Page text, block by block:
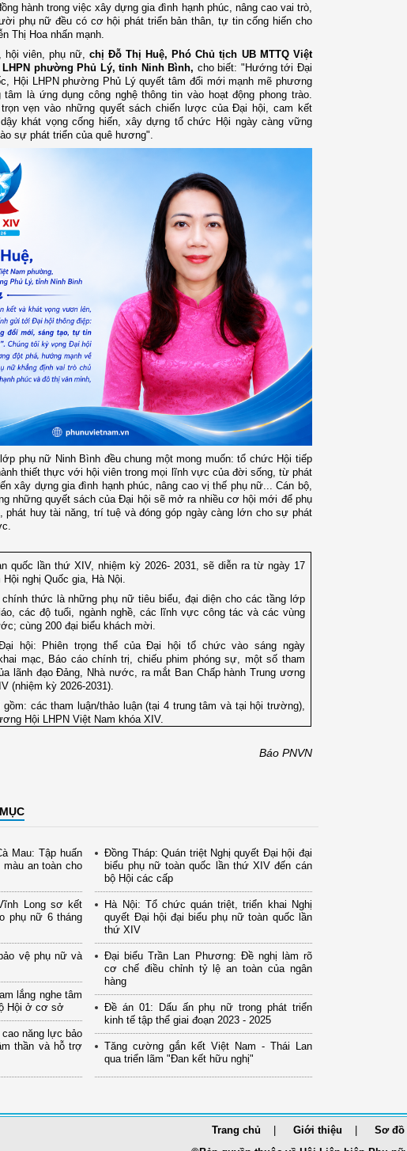
hành trong việc xây dựng gia đình hạnh phúc, nâng cao vai trò,
phụ nữ đều có cơ hội phát triển bản thân, tự tin cống hiến cho
Thị Hoa nhấn mạnh.
hội viên, phụ nữ, chị Đỗ Thị Huệ, Phó Chủ tịch UB MTTQ Việt
phường Phủ Lý, tỉnh Ninh Bình, cho biết: "Hướng tới Đại
Hội LHPN phường Phủ Lý quyết tâm đổi mới mạnh mẽ phương
là ứng dụng công nghệ thông tin vào hoạt động phong trào.
vẹn vào những quyết sách chiến lược của Đại hội, cam kết
khát vọng cống hiến, xây dựng tổ chức Hội ngày càng vững
sự phát triển của quê hương".
phụ nữ Ninh Bình đều chung một mong muốn: tổ chức Hội tiếp
thiết thực với hội viên trong mọi lĩnh vực của đời sống, từ phát
xây dựng gia đình hạnh phúc, nâng cao vị thế phụ nữ... Cán bộ,
những quyết sách của Đại hội sẽ mở ra nhiều cơ hội mới để phụ
huy tài năng, trí tuệ và đóng góp ngày càng lớn cho sự phát
quốc lần thứ XIV, nhiệm kỳ 2026- 2031, sẽ diễn ra từ ngày 17
nghị Quốc gia, Hà Nội.
thức là những phụ nữ tiêu biểu, đại diện cho các tầng lớp
các độ tuổi, ngành nghề, các lĩnh vực công tác và các vùng
cùng 200 đại biểu khách mời.
hội: Phiên trọng thể của Đại hội tổ chức vào sáng ngày
mạc, Báo cáo chính trị, chiếu phim phóng sự, một số tham
lãnh đạo Đảng, Nhà nước, ra mắt Ban Chấp hành Trung ương
(nhiệm kỳ 2026-2031).
các tham luận/thảo luận (tại 4 trung tâm và tại hội trường),
Hội LHPN Việt Nam khóa XIV.
Báo PNVN
Mau: Tập huấn
an toàn cho
Long sơ kết
phụ nữ 6 tháng
vệ phụ nữ và
lắng nghe tâm
Hội ở cơ sở
năng lực bảo
thần và hỗ trợ
Đồng Tháp: Quán triệt Nghị quyết Đại hội đại
biểu phụ nữ toàn quốc lần thứ XIV đến cán
bộ Hội các cấp
Hà Nội: Tổ chức quán triệt, triển khai Nghị
quyết Đại hội đại biểu phụ nữ toàn quốc lần
thứ XIV
Đại biểu Trần Lan Phương: Đề nghị làm rõ
cơ chế điều chỉnh tỷ lệ an toàn của ngân
hàng
Đề án 01: Dấu ấn phụ nữ trong phát triển
kinh tế tập thể giai đoạn 2023 - 2025
Tăng cường gắn kết Việt Nam - Thái Lan
qua triển lãm "Đan kết hữu nghị"
Trang chủ Giới thiệu
Sơ đồ